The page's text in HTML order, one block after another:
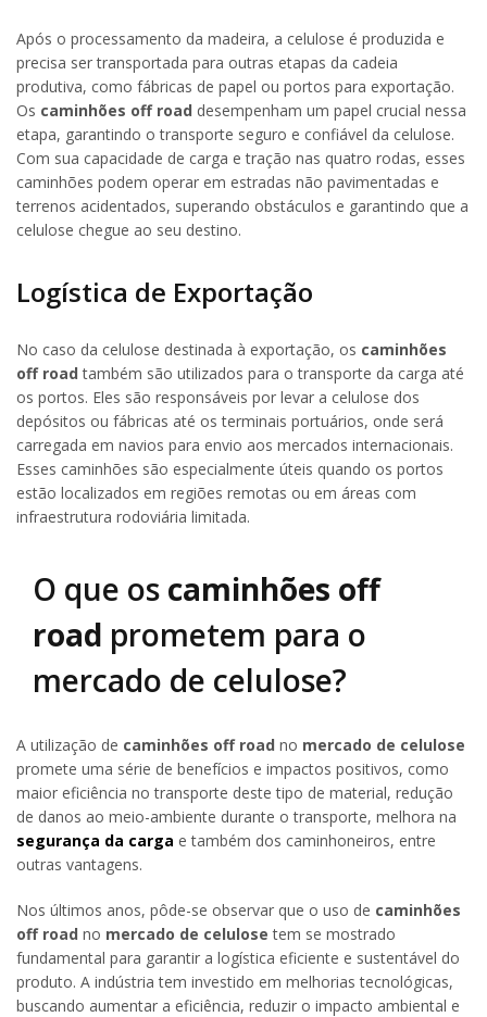
Após o processamento da madeira, a celulose é produzida e
precisa ser transportada para outras etapas da cadeia
produtiva, como fábricas de papel ou portos para exportação.
Os caminhões off road desempenham um papel crucial nessa
etapa, garantindo o transporte seguro e confiável da celulose.
Com sua capacidade de carga e tração nas quatro rodas, esses
caminhões podem operar em estradas não pavimentadas e
terrenos acidentados, superando obstáculos e garantindo que a
celulose chegue ao seu destino.
Logística de Exportação
No caso da celulose destinada à exportação, os caminhões
off road também são utilizados para o transporte da carga até
os portos. Eles são responsáveis por levar a celulose dos
depósitos ou fábricas até os terminais portuários, onde será
carregada em navios para envio aos mercados internacionais.
Esses caminhões são especialmente úteis quando os portos
estão localizados em regiões remotas ou em áreas com
infraestrutura rodoviária limitada.
O que os caminhões off
road prometem para o
mercado de celulose?
A utilização de caminhões off road no mercado de celulose
promete uma série de benefícios e impactos positivos, como
maior eficiência no transporte deste tipo de material, redução
de danos ao meio-ambiente durante o transporte, melhora na
segurança da carga e também dos caminhoneiros, entre
outras vantagens.
Nos últimos anos, pôde-se observar que o uso de caminhões
off road no mercado de celulose tem se mostrado
fundamental para garantir a logística eficiente e sustentável do
produto. A indústria tem investido em melhorias tecnológicas,
buscando aumentar a eficiência, reduzir o impacto ambiental e